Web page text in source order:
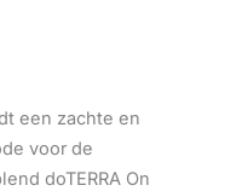
een zachte en
voor de
doTERRA On